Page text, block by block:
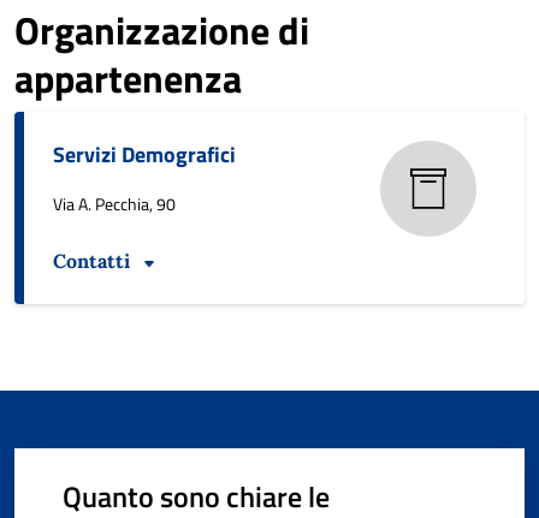
Organizzazione di
appartenenza
Servizi Demografici
Via A. Pecchia, 90
Contatti
Quanto sono chiare le